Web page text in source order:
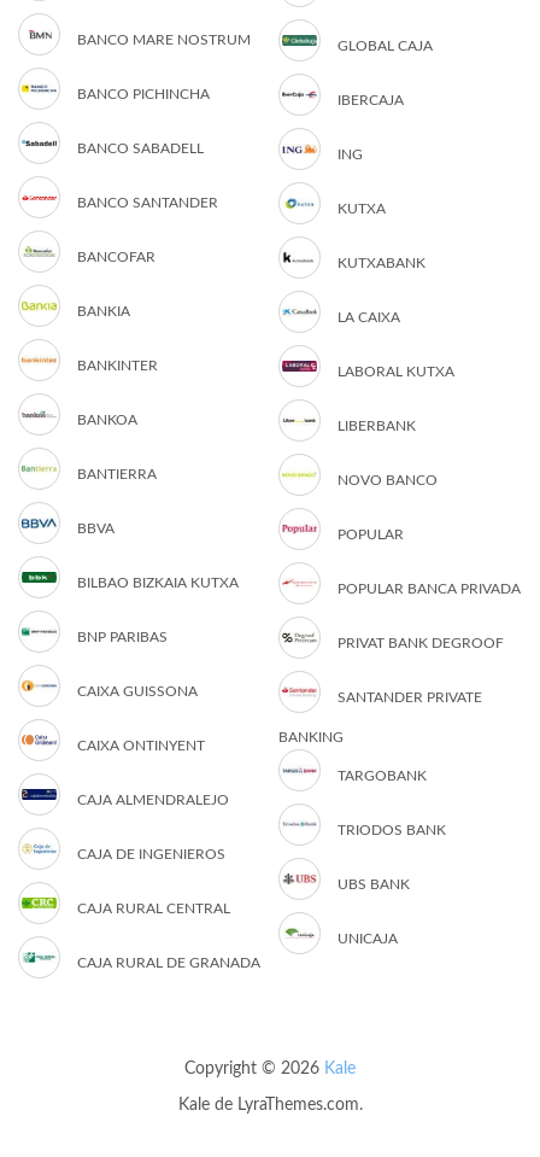
BANCO MARE NOSTRUM
BANCO PICHINCHA
BANCO SABADELL
BANCO SANTANDER
BANCOFAR
BANKIA
BANKINTER
BANKOA
BANTIERRA
BBVA
BILBAO BIZKAIA KUTXA
BNP PARIBAS
CAIXA GUISSONA
CAIXA ONTINYENT
CAJA ALMENDRALEJO
CAJA DE INGENIEROS
CAJA RURAL CENTRAL
CAJA RURAL DE GRANADA
GLOBAL CAJA
IBERCAJA
ING
KUTXA
KUTXABANK
LA CAIXA
LABORAL KUTXA
LIBERBANK
NOVO BANCO
POPULAR
POPULAR BANCA PRIVADA
PRIVAT BANK DEGROOF
SANTANDER PRIVATE
BANKING
TARGOBANK
TRIODOS BANK
UBS BANK
UNICAJA
Copyright © 2026 Kale
Kalede LyraThemes.com.